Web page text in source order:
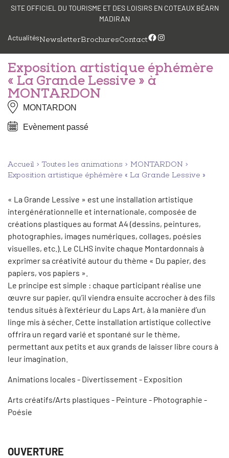
Panneau de gestion des cookies
AllerSITE OFFICIEL DU TOURISME ET DES LOISIRS EN COTEAUX BÉARN
MADIRAN
ActualitésNewsletterBrochuresContactFacebook
Instagram
Exposition artistique éphémère
« La Grande Lessive » à
MONTARDON
MONTARDON
Evènement passé
Accueil Toutes les animations
MONTARDON
Exposition artistique éphémère « La Grande Lessive »
« La Grande Lessive » est une installation artistique
intergénérationnelle et internationale, composée de
créations plastiques au format A4 (dessins, peintures,
photographies, images numériques, collages, poésies
visuelles, etc.). Le CLHS invite chaque Montardonnais à
exprimer sa créativité autour du thème « Du papier, des
papiers, vos papiers ».
Le principe est simple : chaque participant réalise une
œuvre sur papier, qu’il viendra ensuite accrocher à des fils
tendus situés à l’extérieur du Laps Art, à la manière d’un
linge mis à sécher. Cette installation artistique collective
offrira un regard varié et spontané sur le thème,
permettant aux petits et aux grands de laisser libre cours à
leur imagination.
Animations locales - Divertissement - Exposition
Arts créatifs/Arts plastiques - Peinture - Photographie -
Poésie
OUVERTURE